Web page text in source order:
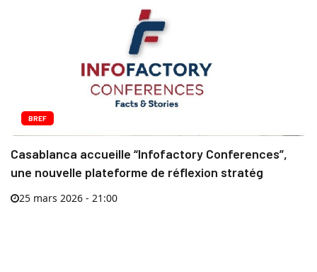
BREF
Casablanca accueille “Infofactory Conferences”,
une nouvelle plateforme de réflexion stratég
25 mars 2026 - 21:00